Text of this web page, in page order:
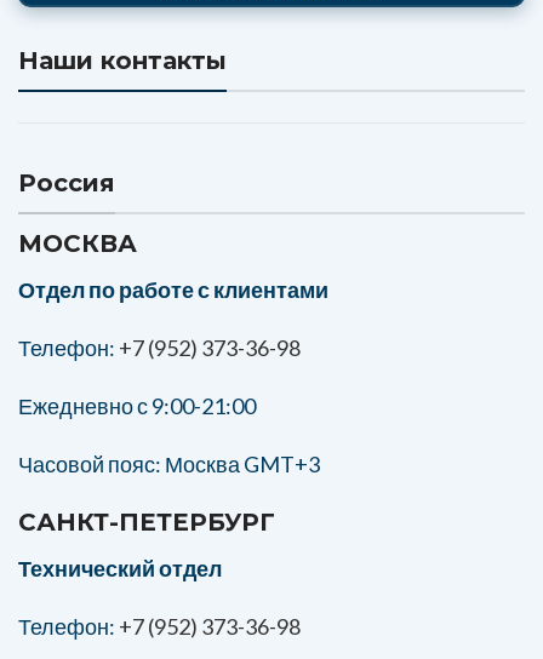
Наши контакты
Россия
МОСКВА
Отдел по работе с клиентами
Телефон: +7 (952) 373-36-98
Ежедневно с 9:00-21:00
Часовой пояс: Москва GMT+3
САНКТ-ПЕТЕРБУРГ
Технический отдел
Телефон: +7 (952) 373-36-98